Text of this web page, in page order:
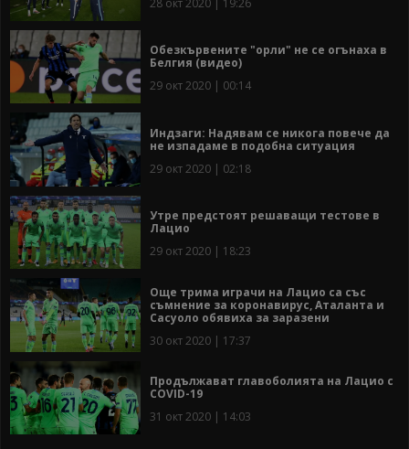
Обезкървените "орли" не се огънаха в
Белгия (видео)
29 окт 2020 | 00:14
Индзаги: Надявам се никога повече да
не изпадаме в подобна ситуация
29 окт 2020 | 02:18
Утре предстоят решаващи тестове в
Лацио
29 окт 2020 | 18:23
Още трима играчи на Лацио са със
съмнение за коронавирус, Аталанта и
Сасуоло обявиха за заразени
30 окт 2020 | 17:37
Продължават главоболията на Лацио с
COVID-19
31 окт 2020 | 14:03